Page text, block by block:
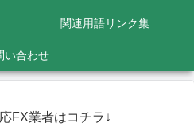
関連用語リンク集
い合わせ
FX業者はコチラ↓